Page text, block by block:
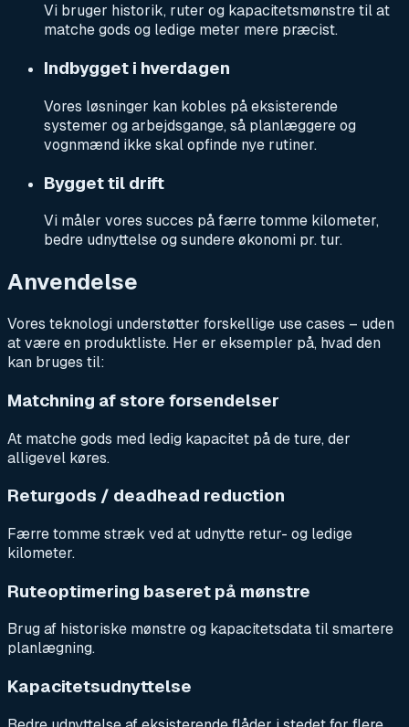
Vi bruger historik, ruter og kapacitetsmønstre til at
matche gods og ledige meter mere præcist.
Indbygget i hverdagen
Vores løsninger kan kobles på eksisterende
systemer og arbejdsgange, så planlæggere og
vognmænd ikke skal opfinde nye rutiner.
Bygget til drift
Vi måler vores succes på færre tomme kilometer,
bedre udnyttelse og sundere økonomi pr. tur.
Anvendelse
Vores teknologi understøtter forskellige use cases – uden
at være en produktliste. Her er eksempler på, hvad den
kan bruges til:
Matchning af store forsendelser
At matche gods med ledig kapacitet på de ture, der
alligevel køres.
Returgods / deadhead reduction
Færre tomme stræk ved at udnytte retur- og ledige
kilometer.
Ruteoptimering baseret på mønstre
Brug af historiske mønstre og kapacitetsdata til smartere
planlægning.
Kapacitetsudnyttelse